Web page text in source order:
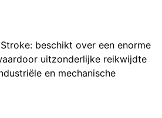
beschikt over een enorme
uitzonderlijke reikwijdte
en mechanische